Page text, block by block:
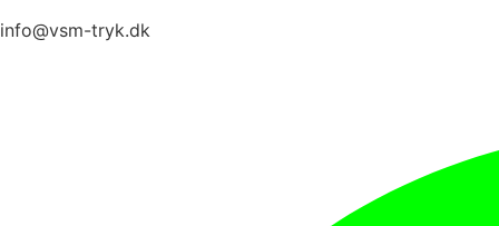
info@vsm-tryk.dk